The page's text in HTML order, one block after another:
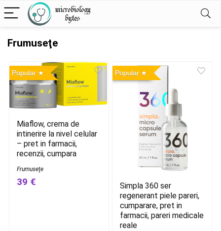
Frumuseţe
Popular
Miaflow, crema de
intinerire la nivel celular
– pret in farmacii,
recenzii, cumpara
Frumuseţe
39 €
Popular
Simpla 360 ser
regenerant piele pareri,
cumparare, pret in
farmacii, pareri medicale
reale